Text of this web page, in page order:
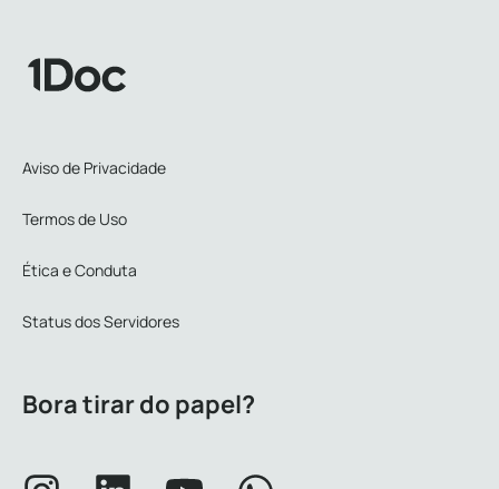
Aviso de Privacidade
Termos de Uso
Ética e Conduta
Status dos Servidores
Bora tirar do papel?